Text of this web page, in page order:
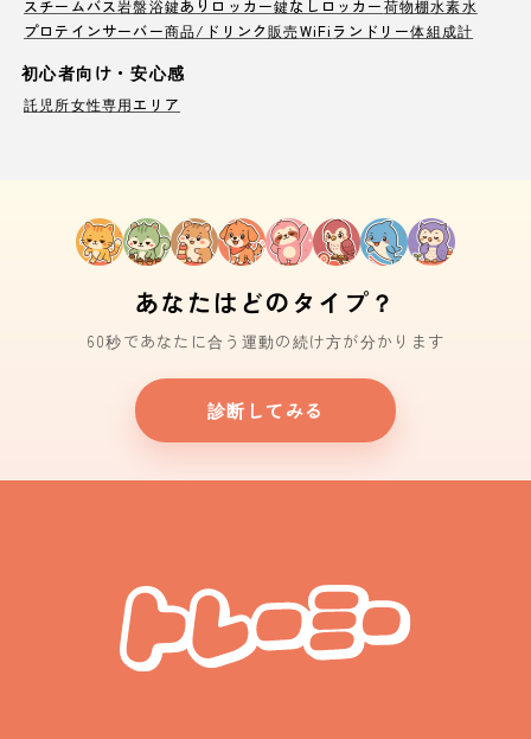
スチームバス岩盤浴鍵ありロッカー鍵なしロッカー荷物棚水素水
プロテインサーバー商品/ドリンク販売WiFi ランドリー体組成計
初心者向け・安心感
託児所女性専用エリア
あなたはどのタイプ？
60秒であなたに合う運動の続け方が分かります
診断してみる